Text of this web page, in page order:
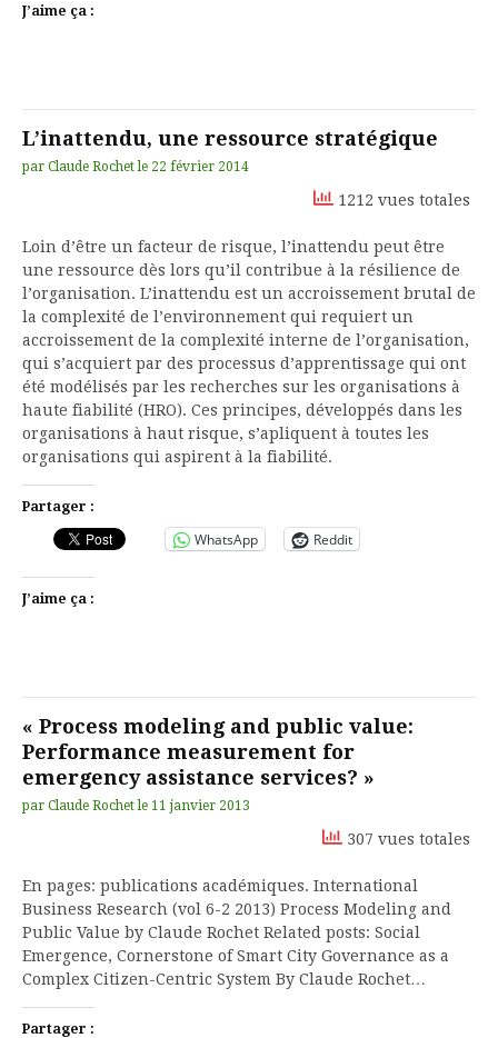
J’aime ça :
L’inattendu, une ressource stratégique
par Claude Rochet le 22 février 2014
1212 vues totales
Loin d’être un facteur de risque, l’inattendu peut être
une ressource dès lors qu’il contribue à la résilience de
l’organisation. L’inattendu est un accroissement brutal de
la complexité de l’environnement qui requiert un
accroissement de la complexité interne de l’organisation,
qui s’acquiert par des processus d’apprentissage qui ont
été modélisés par les recherches sur les organisations à
haute fiabilité (HRO). Ces principes, développés dans les
organisations à haut risque, s’apliquent à toutes les
organisations qui aspirent à la fiabilité.
Partager :
WhatsApp Reddit
J’aime ça :
« Process modeling and public value:
Performance measurement for
emergency assistance services? »
par Claude Rochet le 11 janvier 2013
307 vues totales
En pages: publications académiques. International
Business Research (vol 6-2 2013) Process Modeling and
Public Value by Claude Rochet Related posts: Social
Emergence, Cornerstone of Smart City Governance as a
Complex Citizen-Centric System By Claude Rochet…
Partager :